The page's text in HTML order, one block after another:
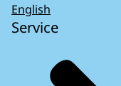
English
Service